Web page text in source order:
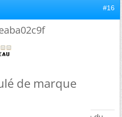
#16
de marque